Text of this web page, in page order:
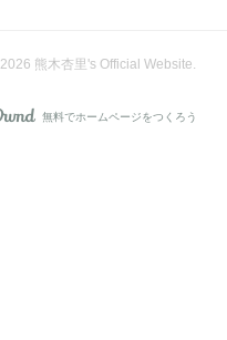
2026 熊木杏里's Official Website.
AmebaOwnd
無料でホームページをつくろう